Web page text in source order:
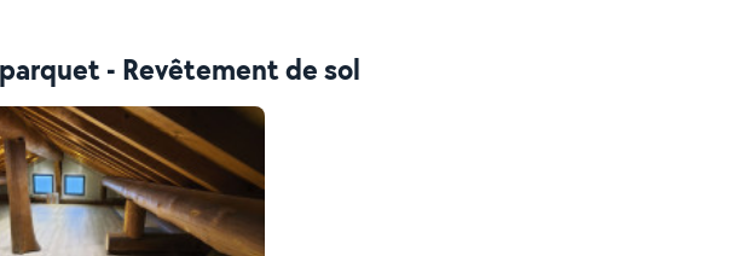
- Revêtement de sol